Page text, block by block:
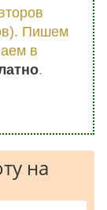
Пишем
в
.
на